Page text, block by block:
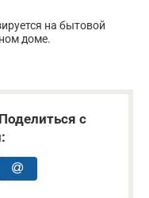
на бытовой
доме.
с